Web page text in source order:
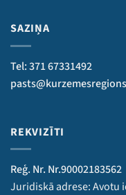
SAZIŅA
Tel: 371 67331492
REKVIZĪTI
Reģ. Nr. Nr.90002183562
Juridiskā adrese: Avotu